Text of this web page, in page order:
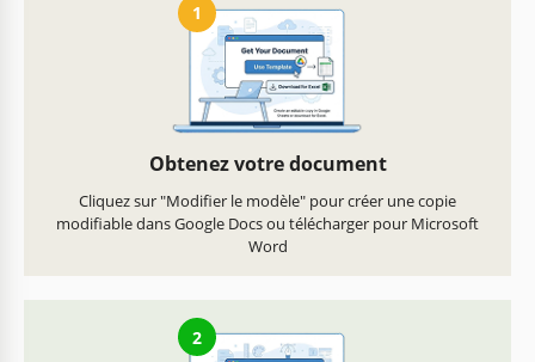
1
Obtenez votre document
Cliquez sur "Modifier le modèle" pour créer une copie
modifiable dans Google Docs ou télécharger pour Microsoft
Word
2